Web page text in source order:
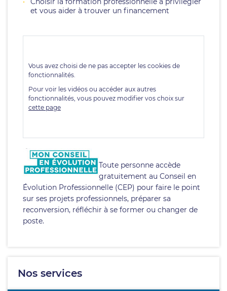
et vous aider à trouver un financement
Toute personne accède
gratuitement au Conseil en
Évolution Professionnelle (CEP) pour faire le point
sur ses projets professionnels, préparer sa
reconversion, réfléchir à se former ou changer de
poste.
Nos services